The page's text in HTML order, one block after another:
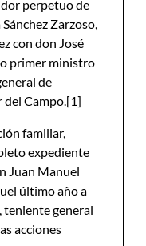
perpetuo de
Zarzoso,
con don José
primer ministro
de
del Campo.[1]
familiar,
expediente
Juan Manuel
último año a
teniente general
acciones